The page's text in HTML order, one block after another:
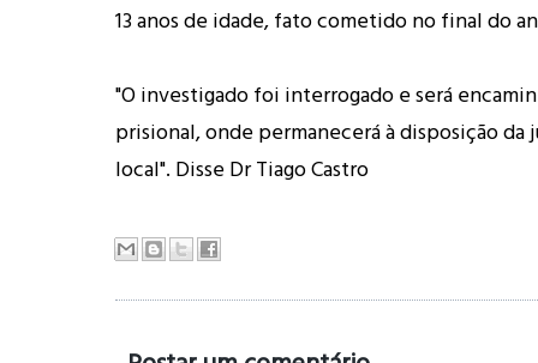
13 anos de idade, fato cometido no final do
"O investigado foi interrogado e será
prisional, onde permanecerá à disposição da
local". Disse Dr Tiago Castro